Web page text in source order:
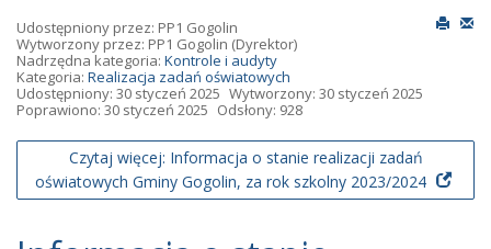
Udostępniony przez: PP1 Gogolin
Wytworzony przez: PP1 Gogolin (Dyrektor)
Nadrzędna kategoria: Kontrole i audyty
Kategoria: Realizacja zadań oświatowych
Udostępniony: 30 styczeń 2025 Wytworzony: 30 styczeń 2025
Poprawiono: 30 styczeń 2025 Odsłony: 928
Czytaj więcej: Informacja o stanie realizacji zadań
oświatowych Gminy Gogolin, za rok szkolny 2023/2024